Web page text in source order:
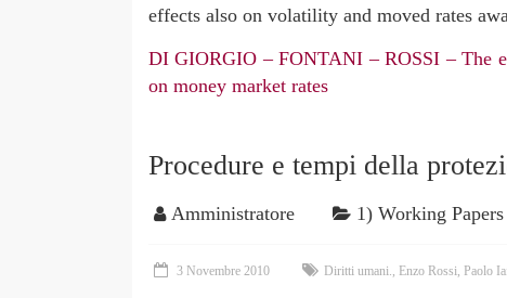
effects also on volatility and moved rates
DI GIORGIO – FONTANI – ROSSI – The
on money market rates
Procedure e tempi della
Amministratore 1) Working Papers
3 Novembre 2010 Diritti umani., Enzo Rossi, Paolo